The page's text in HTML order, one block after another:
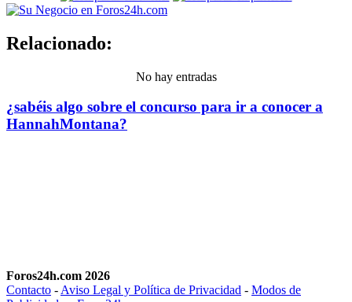
Relacionado:
No hay entradas
¿sabéis algo sobre el concurso para ir a conocer a
HannahMontana?
Foros24h.com 2026
Contacto - Aviso Legal y Política de Privacidad - Modos de